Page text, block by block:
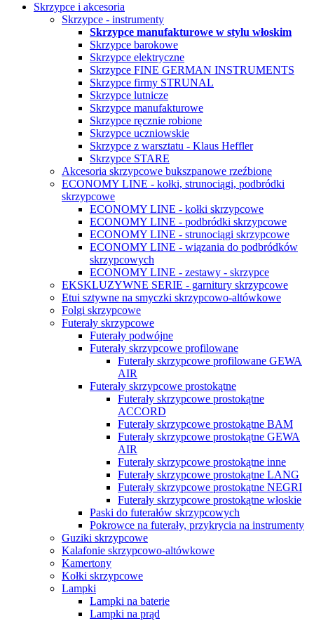
Skrzypce i akcesoria
Skrzypce - instrumenty
Skrzypce manufakturowe w stylu włoskim
Skrzypce barokowe
Skrzypce elektryczne
Skrzypce FINE GERMAN INSTRUMENTS
Skrzypce firmy STRUNAL
Skrzypce lutnicze
Skrzypce manufakturowe
Skrzypce ręcznie robione
Skrzypce uczniowskie
Skrzypce z warsztatu - Klaus Heffler
Skrzypce STARE
Akcesoria skrzypcowe bukszpanowe rzeźbione
ECONOMY LINE - kołki, strunociągi, podbródki
skrzypcowe
ECONOMY LINE - kołki skrzypcowe
ECONOMY LINE - podbródki skrzypcowe
ECONOMY LINE - strunociągi skrzypcowe
ECONOMY LINE - wiązania do podbródków
skrzypcowych
ECONOMY LINE - zestawy - skrzypce
EKSKLUZYWNE SERIE - garnitury skrzypcowe
Etui sztywne na smyczki skrzypcowo-altówkowe
Folgi skrzypcowe
Futerały skrzypcowe
Futerały podwójne
Futerały skrzypcowe profilowane
Futerały skrzypcowe profilowane GEWA
AIR
Futerały skrzypcowe prostokątne
Futerały skrzypcowe prostokątne
ACCORD
Futerały skrzypcowe prostokątne BAM
Futerały skrzypcowe prostokątne GEWA
AIR
Futerały skrzypcowe prostokątne inne
Futerały skrzypcowe prostokątne LANG
Futerały skrzypcowe prostokątne NEGRI
Futerały skrzypcowe prostokątne włoskie
Paski do futerałów skrzypcowych
Pokrowce na futerały, przykrycia na instrumenty
Guziki skrzypcowe
Kalafonie skrzypcowo-altówkowe
Kamertony
Kołki skrzypcowe
Lampki
Lampki na baterie
Lampki na prąd